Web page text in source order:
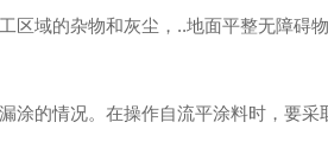
区域的杂物和灰尘，..地面平整无障碍
涂的情况。在操作自流平涂料时，要采